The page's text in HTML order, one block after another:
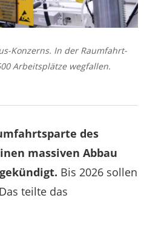
Konzerns. In der Raumfahrt-
Arbeitsplätze wegfallen.
des
massiven Abbau
Bis 2026 sollen
teilte das